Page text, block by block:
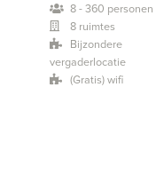
Jong of oud, een
variëteit aan
mensen. De tijd die je
half uur tot zelfs een
overnachting in ons
ultieme Dorhout
8 - 360 personen
8 ruimtes
Bijzondere
vergaderlocatie
(Gratis) wifi